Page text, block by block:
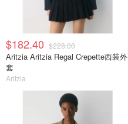
$182.40 $228.00
Aritzia Aritzia Regal Crepette西装外
套
Aritzia